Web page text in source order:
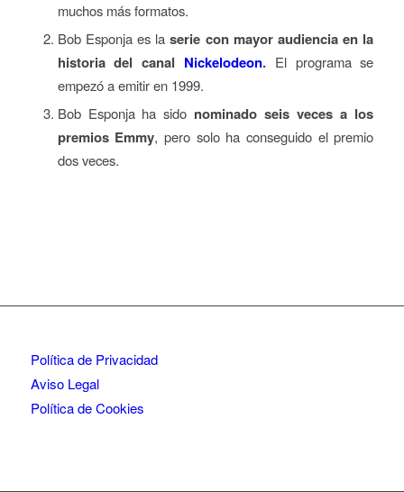
muchos más formatos.
Bob Esponja es laserie con mayor audiencia en la
historia del canal Nickelodeon.El programa se
empezó a emitir en 1999.
Bob Esponja ha sido nominado seis veces a los
premios Emmy, pero solo ha conseguido el premio
dos veces.
Política de Privacidad
Aviso Legal
Política de Cookies